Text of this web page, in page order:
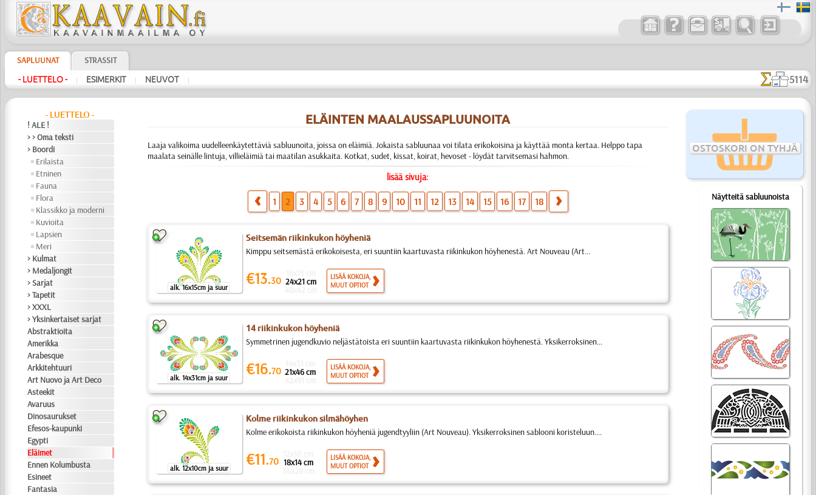
SAPLUUNAT STRASSIT
- LUETTELO - | ESIMERKIT | NEUVOT | 5114
- LUETTELO -
! ALE !
> > Oma teksti
> Boordi
Erilaista
Etninen
Fauna
Flora
Klassikko ja moderni
Kuvioita
Lapsien
Meri
> Kulmat
> Medaljongit
> Sarjat
> Tapetit
> XXXL
> Yksinkertaiset sarjat
Abstraktioita
Amerikka
Arabesque
Arkkitehtuuri
Art Nuovo ja Art Deco
Asteekit
Avaruus
Dinosaurukset
Efesos-kaupunki
Egypti
Eläimet
Ennen Kolumbusta
Esineet
Fantasia
OSTOSKORI ON TYHJÄ
Näytteitä sabluunoista
ELÄINTEN MAALAUSSAPLUUNOITA
Laaja valikoima uudelleenkäytettäviä sabluunoita, joissa on eläimiä. Jokaista sabluunaa voi tilata erikokoisina ja käyttää monta kertaa. Helppo tapa
maalata seinälle lintuja, villieläimiä tai maatilan asukkaita. Kotkat, sudet, kissat, koirat, hevoset - löydät tarvitsemasi hahmon.
lisää sivuja:
1 2 3 4 5 6 7 8 9 10 11 12 13 14 15 16 17 18
alk. 16x15cm ja suur
Seitsemän riikinkukon höyheniä
Kimppu seitsemästä erikokoisesta, eri suuntiin kaartuvasta riikinkukon höyhenestä. Art Nouveau (Art...
€13.30 24x21 cm
LISÄÄ KOKOJA,
MUUT OPTIOT
alk. 14x31cm ja suur
14 riikinkukon höyheniä
Symmetrinen jugendkuvio neljästätoista eri suuntiin kaartuvasta riikinkukon höyhenestä. Yksikerroksinen...
€16.70 21x46 cm
LISÄÄ KOKOJA,
MUUT OPTIOT
alk. 12x10cm ja suur
Kolme riikinkukon silmähöyhen
Kolme erikokoista riikinkukon höyheniä jugendtyyliin (Art Nouveau). Yksikerroksinen sablooni koristeluun....
€11.70 18x14 cm
LISÄÄ KOKOJA,
MUUT OPTIOT